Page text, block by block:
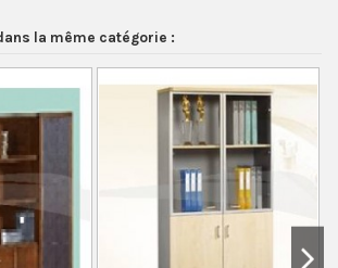
la même catégorie :